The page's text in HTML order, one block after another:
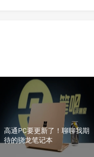
高通PC要更新了！聊聊我期
待的骁龙笔记本